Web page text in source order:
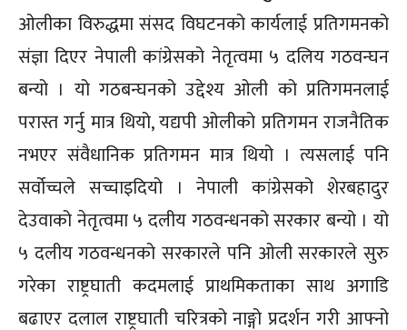
ओलीका विरुद्धमा संसद विघटनको कार्यलाई प्रतिगमनको
संज्ञा दिएर नेपाली कांग्रेसको नेतृत्वमा ५ दलिय गठवन्घन
बन्यो । यो गठबन्घनको उद्देश्य ओली को प्रतिगमनलाई
परास्त गर्नु मात्र थियो, यद्यपी ओलीको प्रतिगमन राजनैतिक
नभएर संवैधानिक प्रतिगमन मात्र थियो । त्यसलाई पनि
सर्वोच्चले सच्चाइदियो । नेपाली कांग्रेसको शेरबहादुर
देउवाको नेतृत्वमा ५ दलीय गठवन्धनको सरकार बन्यो । यो
५ दलीय गठवन्धनको सरकारले पनि ओली सरकारले सुरु
गरेका राष्ट्रघाती कदमलाई प्राथमिकताका साथ अगाडि
बढाएर दलाल राष्ट्रघाती चरित्रको नाङ्गो प्रदर्शन गरी आफ्नो